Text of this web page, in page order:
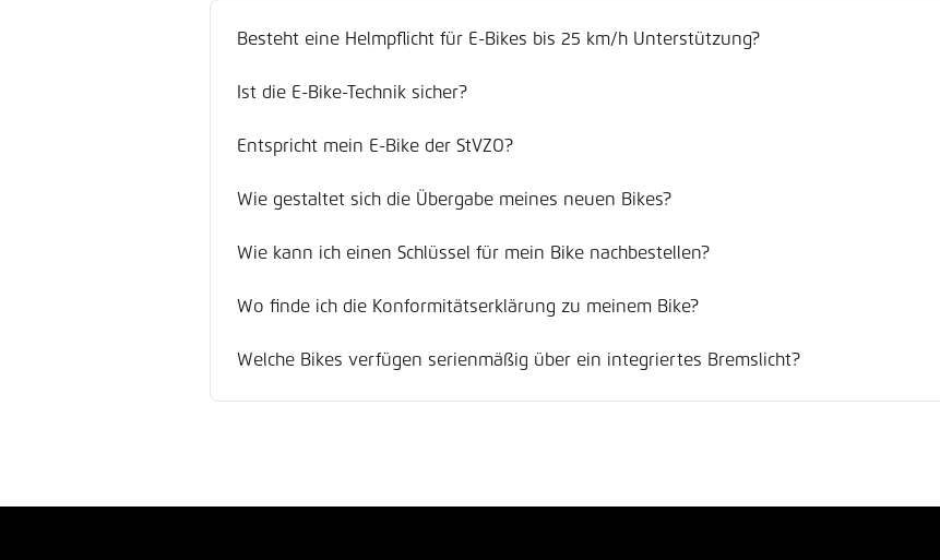
Besteht eine Helmpflicht für E-Bikes bis 25 km/h Unterstützung?
Ist die E-Bike-Technik sicher?
Entspricht mein E-Bike der StVZO?
Wie gestaltet sich die Übergabe meines neuen Bikes?
Wie kann ich einen Schlüssel für mein Bike nachbestellen?
Wo finde ich die Konformitätserklärung zu meinem Bike?
Welche Bikes verfügen serienmäßig über ein integriertes Bremslicht?